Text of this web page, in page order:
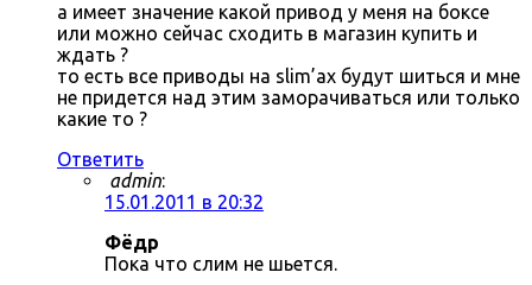
а имеет значение какой привод у меня на боксе
или можно сейчас сходить в магазин купить и
ждать ?
то есть все приводы на slim’ах будут шиться и мне
не придется над этим заморачиваться или только
какие то ?
Ответить
admin:
15.01.2011 в 20:32
Фёдр
Пока что слим не шьется.